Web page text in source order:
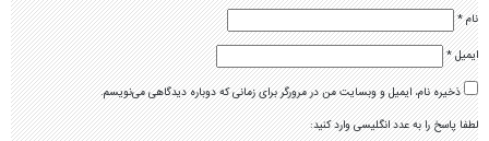
نام*
ایمیل*
ذخیره نام، ایمیل و وبسایت من در مرورگر برای زمانی که دوباره دیدگاهی می‌نویسم.
لطفا پاسخ را به عدد انگلیسی وارد کنید: